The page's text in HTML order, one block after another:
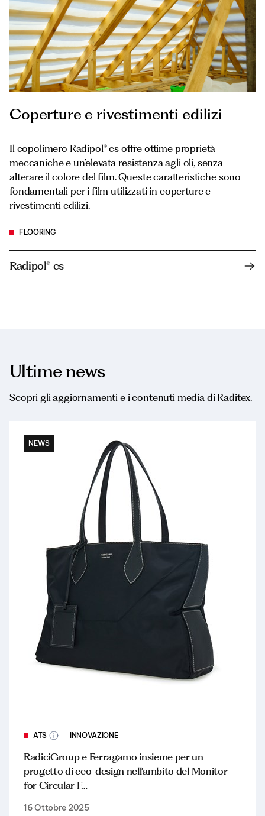
Coperture e rivestimenti edilizi
Il copolimero Radipol® cs offre ottime proprietà
meccaniche e un’elevata resistenza agli oli, senza
alterare il colore del film. Queste caratteristiche sono
fondamentali per i film utilizzati in coperture e
rivestimenti edilizi.
FLOORING
Radipol® cs
Ultime news
Scopri gli aggiornamenti e i contenuti media di Raditex.
NEWS
ATS INNOVAZIONE
RadiciGroup e Ferragamo insieme per un
progetto di eco-design nell’ambito del Monitor
for Circular F…
16 Ottobre 2025